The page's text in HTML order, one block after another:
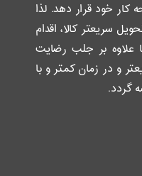
خود قرار دهد. لذا
سریعتر کالا، اقدام
علاوه بر جلب رضایت
و در زمان کمتر و با
گردد.